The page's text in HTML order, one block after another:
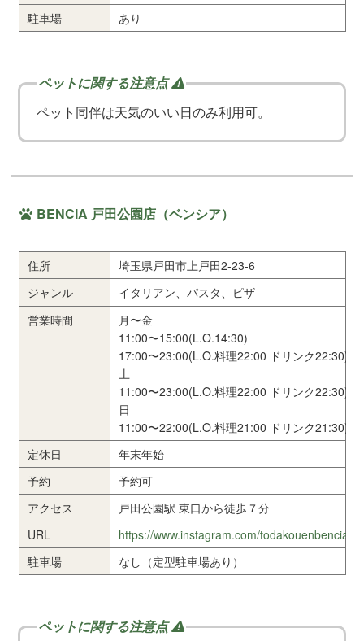
駐車場
あり
ペット同伴は天気のいい日のみ利用可。
BENCIA 戸田公園店（ベンシア）
住所
埼玉県戸田市上戸田2-23-6
ジャンル
イタリアン、パスタ、ピザ
営業時間
月〜金
11:00〜15:00(L.O.14:30)
17:00〜23:00(L.O.料理22:00 ドリンク22:30)
土
11:00〜23:00(L.O.料理22:00 ドリンク22:30)
日
11:00〜22:00(L.O.料理21:00 ドリンク21:30)
定休日
年末年始
予約
予約可
アクセス
戸田公園駅 東口から徒歩７分
URL
https://www.instagram.com/todakouenbencia
駐車場
なし（定型駐車場あり）